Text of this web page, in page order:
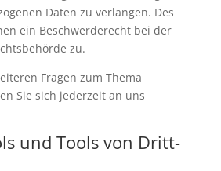
Daten zu verlangen. Des
ein Beschwerderecht bei der
zu.
Fragen zum Thema
Sie sich jederzeit an uns
und Tools von Dritt­